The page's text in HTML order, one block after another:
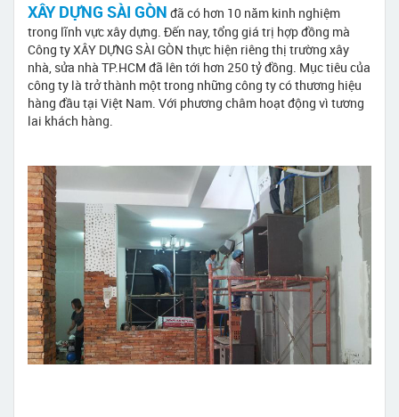
XÂY DỰNG SÀI GÒN đã có hơn 10 năm kinh nghiệm
trong lĩnh vực xây dựng. Đến nay, tổng giá trị hợp đồng mà
Công ty XÂY DỰNG SÀI GÒN thực hiện riêng thị trường xây
nhà, sửa nhà TP.HCM đã lên tới hơn 250 tỷ đồng. Mục tiêu của
công ty là trở thành một trong những công ty có thương hiệu
hàng đầu tại Việt Nam. Với phương châm hoạt động vì tương
lai khách hàng.